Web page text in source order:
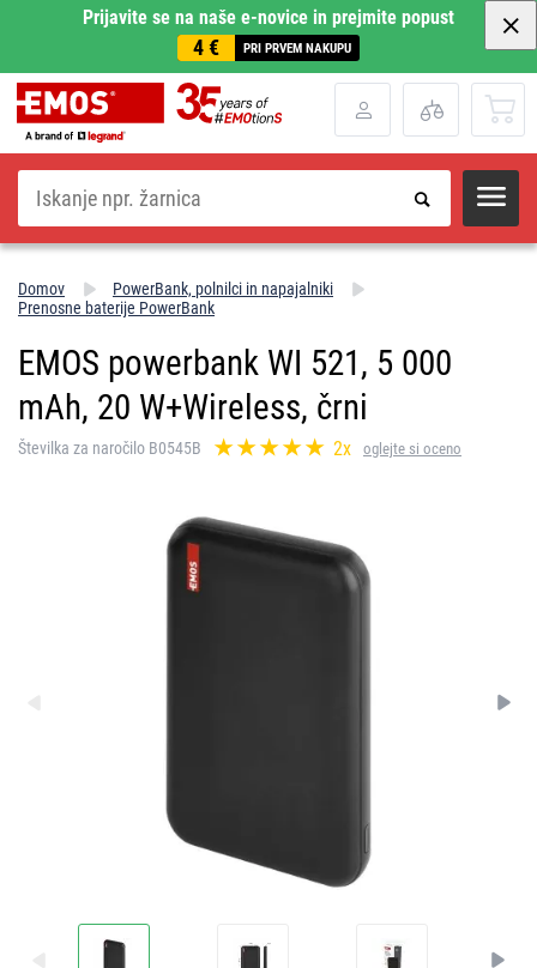
Prijavite se na naše e-novice in prejmite popust
4 € PRI PRVEM NAKUPU
Iskanje
Domov
PowerBank, polnilci in napajalniki
Prenosne baterije PowerBank
EMOS powerbank WI 521, 5 000
mAh, 20 W+Wireless, črni
Številka za naročilo B0545B 2x oglejte si oceno